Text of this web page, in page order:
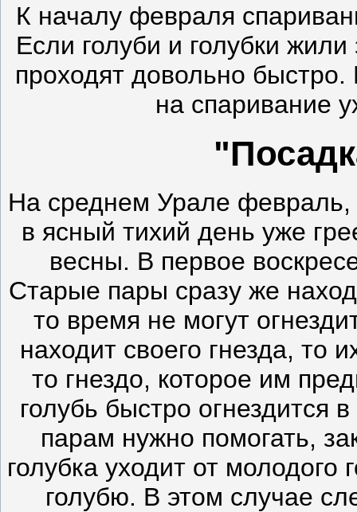
К началу февраля
Если голуби и голубки
проходят довольно
на спаривание
На среднем Урале
в ясный тихий день уже
весны. В первое
Старые пары сразу же
то время не могут
находит своего гнезда, то
то гнездо, которое им
голубь быстро
парам нужно помогать,
голубка уходит от молодого
голубю. В этом случае